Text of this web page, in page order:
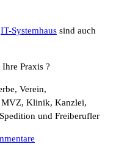
IT-Systemhaus sind auch
Praxis ?
Verein,
MVZ, Klinik, Kanzlei,
und Freiberufler